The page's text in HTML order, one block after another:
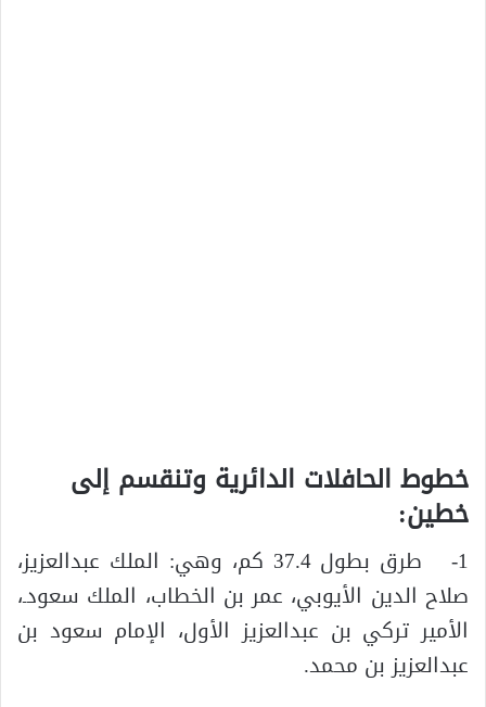
خطوط الحافلات الدائرية وتنقسم إلى
خطين:
1- طرق بطول 37.4 كم، وهي: الملك عبدالعزيز،
صلاح الدين الأيوبي، عمر بن الخطاب، الملك سعودـ،
الأمير تركي بن عبدالعزيز الأول، الإمام سعود بن
عبدالعزيز بن محمد.